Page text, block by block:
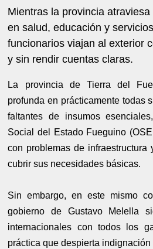
Mientras la provincia
en salud, educación y
funcionarios viajan al exterior
y sin rendir cuentas claras.
La provincia de Tierra del
profunda en prácticamente todas
faltantes de insumos
Social del Estado Fueguino
con problemas de
cubrir sus necesidades básicas.
Sin embargo, en este mismo
gobierno de Gustavo Melella
internacionales con todos los
práctica que despierta